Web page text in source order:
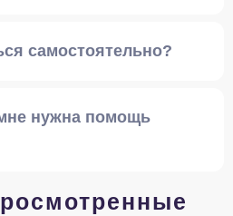
самостоятельно?
нужна помощь